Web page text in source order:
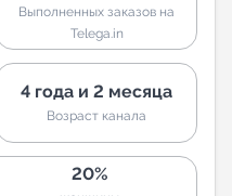
Выполненных заказов на
Telega.in
4 года и 2 месяца
Возраст канала
20%